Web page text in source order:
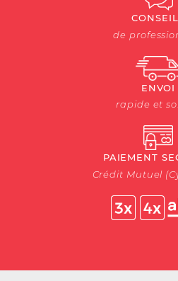
de
ENVOI
rapide et
PAIEMENT
Crédit Mutuel